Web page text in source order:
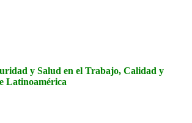
y Salud en el Trabajo, Calidad y
Latinoamérica